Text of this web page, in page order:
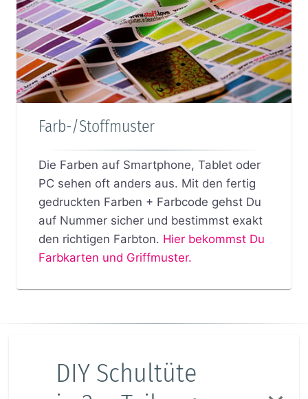
Farb-/Stoffmuster
Die Farben auf Smartphone, Tablet oder
PC sehen oft anders aus. Mit den fertig
gedruckten Farben + Farbcode gehst Du
auf Nummer sicher und bestimmst exakt
den richtigen Farbton. Hier bekommst Du
Farbkarten und Griffmuster.
DIY Schultüte